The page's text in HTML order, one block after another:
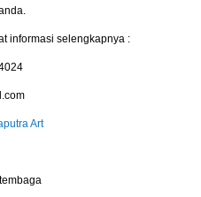
informasi selengkapnya :
Art